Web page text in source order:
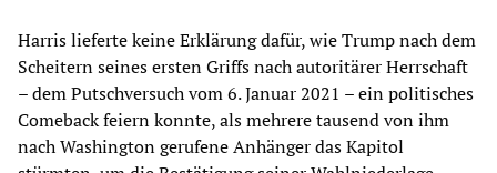
Harris lieferte keine Erklärung dafür, wie Trump nach dem
Scheitern seines ersten Griffs nach autoritärer Herrschaft
– dem Putschversuch vom 6. Januar 2021 – ein politisches
Comeback feiern konnte, als mehrere tausend von ihm
nach Washington gerufene Anhänger das Kapitol